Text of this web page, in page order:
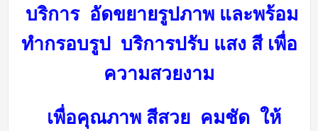
บริการ อัดขยายรูปภาพ และพร้อม
ทำกรอบรูป บริการปรับ แสง สี เพื่อ
ความสวยงาม
เพื่อคุณภาพ สีสวย คมชัด ให้